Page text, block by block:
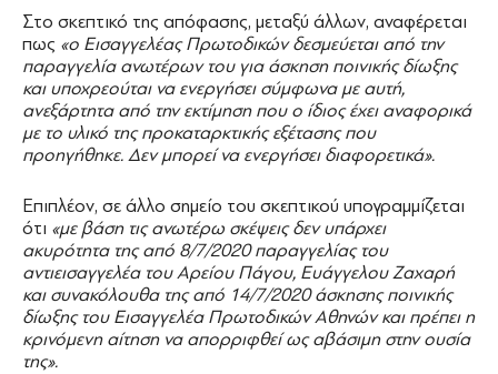
Στο σκεπτικό της απόφασης, μεταξύ άλλων, αναφέρεται
πως «ο Εισαγγελέας Πρωτοδικών δεσμεύεται από την
παραγγελία ανωτέρων του για άσκηση ποινικής δίωξης
και υποχρεούται να ενεργήσει σύμφωνα με αυτή,
ανεξάρτητα από την εκτίμηση που ο ίδιος έχει αναφορικά
με το υλικό της προκαταρκτικής εξέτασης που
προηγήθηκε. Δεν μπορεί να ενεργήσει διαφορετικά».
Επιπλέον, σε άλλο σημείο του σκεπτικού υπογραμμίζεται
ότι «με βάση τις ανωτέρω σκέψεις δεν υπάρχει
ακυρότητα της από 8/7/2020 παραγγελίας του
αντιεισαγγελέα του Αρείου Πάγου, Ευάγγελου Ζαχαρή
και συνακόλουθα της από 14/7/2020 άσκησης ποινικής
δίωξης του Εισαγγελέα Πρωτοδικών Αθηνών και πρέπει η
κρινόμενη αίτηση να απορριφθεί ως αβάσιμη στην ουσία
της».